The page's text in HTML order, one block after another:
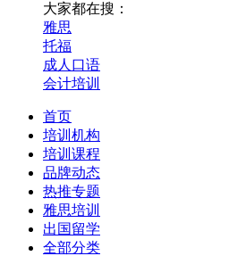
大家都在搜：
雅思
托福
成人口语
会计培训
首页
培训机构
培训课程
品牌动态
热推专题
雅思培训
出国留学
全部分类